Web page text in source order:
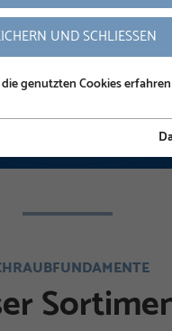
UND SCHLIESSEN
genutzten Cookies erfahren